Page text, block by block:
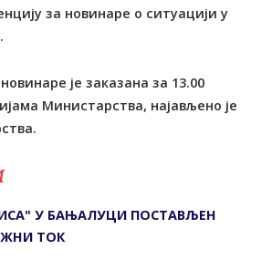
за новинаре о ситуацији у
је заказана за 13.00
Министарства, најављено је
У БАЊАЛУЦИ ПОСТАВЉЕН
ТОК